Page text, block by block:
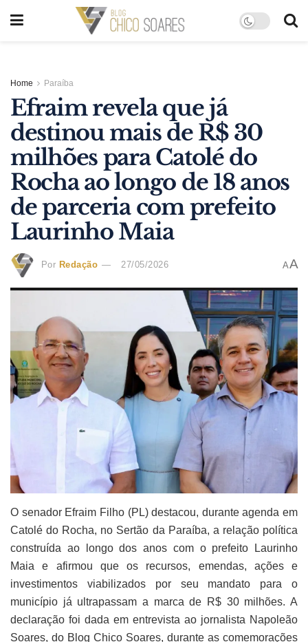
Home Paraíba
Efraim revela que já
destinou mais de R$ 30
milhões para Catolé do
Rocha ao longo de 18 anos
de parceria com prefeito
Laurinho Maia
Por Redação 27/05/2026 AA
O senador Efraim Filho (PL) destacou, durante agenda em
Catolé do Rocha, no Sertão da Paraíba, a relação política
construída ao longo dos anos com o prefeito Laurinho
Maia e afirmou que os recursos, emendas, ações e
investimentos viabilizados por seu mandato para o
município já ultrapassam a marca de R$ 30 milhões. A
declaração foi dada em entrevista ao jornalista Napoleão
Soares, do Blog Chico Soares, durante as comemorações